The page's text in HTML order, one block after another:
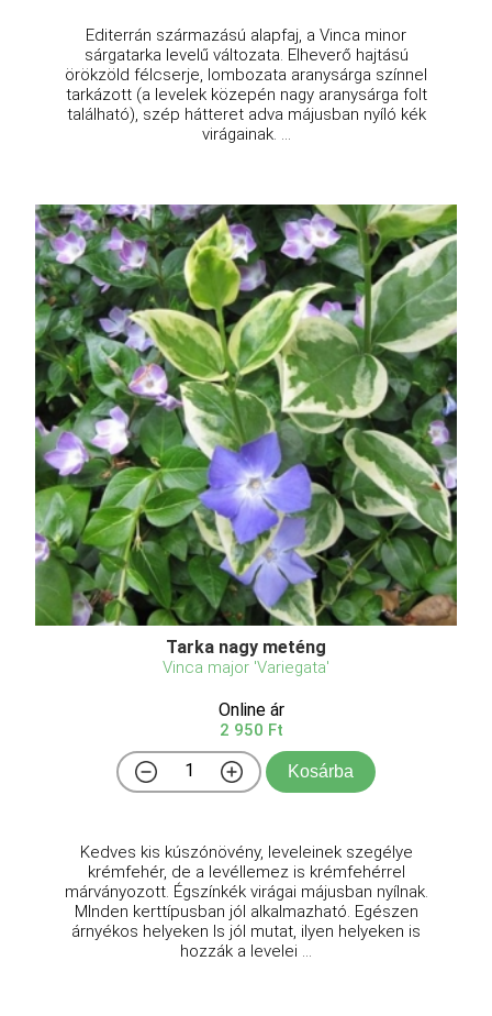
Editerrán származású alapfaj, a Vinca minor
sárgatarka levelű változata. Elheverő hajtású
örökzöld félcserje, lombozata aranysárga színnel
tarkázott (a levelek közepén nagy aranysárga folt
található), szép hátteret adva májusban nyíló kék
virágainak. ...
Tarka nagy meténg
Vinca major 'Variegata'
Online ár
2 950 Ft
Kosárba
Kedves kis kúszónövény, leveleinek szegélye
krémfehér, de a levéllemez is krémfehérrel
márványozott. Égszínkék virágai májusban nyílnak.
MInden kerttípusban jól alkalmazható. Egészen
árnyékos helyeken ls jól mutat, ilyen helyeken is
hozzák a levelei ...